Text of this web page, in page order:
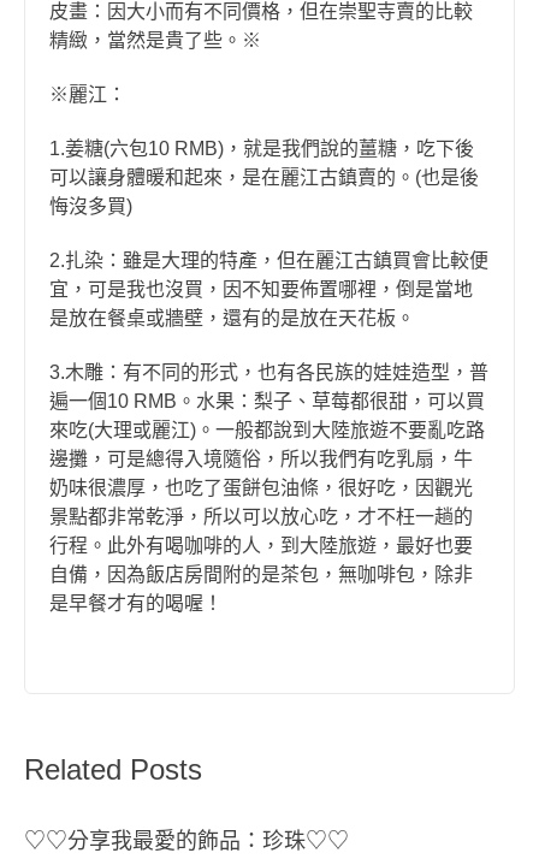
皮畫：因大小而有不同價格，但在崇聖寺賣的比較
精緻，當然是貴了些。※
※麗江：
1.姜糖(六包10 RMB)，就是我們說的薑糖，吃下後
可以讓身體暖和起來，是在麗江古鎮賣的。(也是後
悔沒多買)
2.扎染：雖是大理的特產，但在麗江古鎮買會比較便
宜，可是我也沒買，因不知要佈置哪裡，倒是當地
是放在餐桌或牆壁，還有的是放在天花板。
3.木雕：有不同的形式，也有各民族的娃娃造型，普
遍一個10 RMB。水果：梨子、草莓都很甜，可以買
來吃(大理或麗江)。一般都說到大陸旅遊不要亂吃路
邊攤，可是總得入境隨俗，所以我們有吃乳扇，牛
奶味很濃厚，也吃了蛋餅包油條，很好吃，因觀光
景點都非常乾淨，所以可以放心吃，才不枉一趟的
行程。此外有喝咖啡的人，到大陸旅遊，最好也要
自備，因為飯店房間附的是茶包，無咖啡包，除非
是早餐才有的喝喔！
Related Posts
♡♡分享我最愛的飾品：珍珠♡♡